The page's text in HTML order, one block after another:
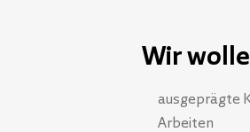
Wir
ausgeprägte
Arbeiten